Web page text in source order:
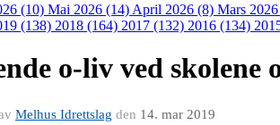
(10) Mai 2026 (14) April 2026 (8) Mars
(138) 2018 (164) 2017 (132) 2016 (134)
o-liv ved skolene
Melhus Idrettslag den 14. mar 2019